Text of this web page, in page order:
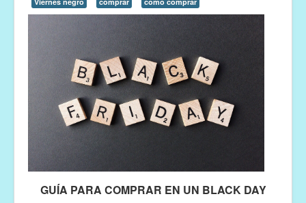
GUÍA PARA COMPRAR EN UN BLACK DAY